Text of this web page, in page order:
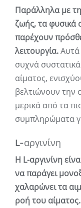
Παράλληλα με τη
ζωής, τα
παρέχουν
λειτουργία.
συχνά
αίματος,
βελτιώνουν την
μερικά από τα
συμπληρώματα
L-αργινίνη
Η L-αργινίνη
να παράγει
χαλαρώνει τα
ροή του αίματος.